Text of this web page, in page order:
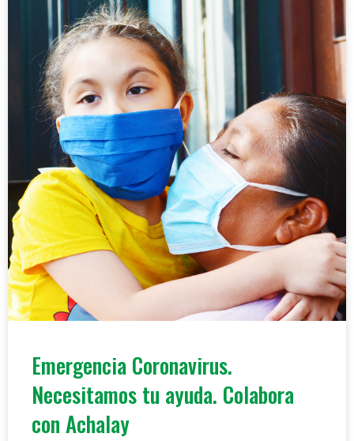
Emergencia Coronavirus.
Necesitamos tu ayuda. Colabora
con Achalay